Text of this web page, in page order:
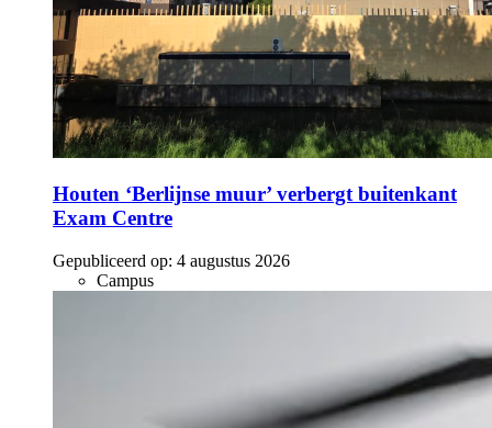
Houten ‘Berlijnse muur’ verbergt buitenkant
Exam Centre
Gepubliceerd op: 4 augustus 2026
Campus